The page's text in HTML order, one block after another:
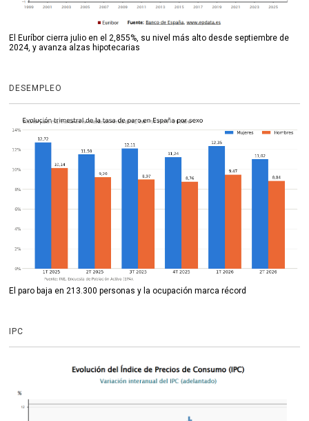
El Euríbor cierra julio en el 2,855%, su nivel más alto desde septiembre de
2024, y avanza alzas hipotecarias
DESEMPLEO
El paro baja en 213.300 personas y la ocupación marca récord
IPC